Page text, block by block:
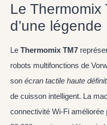
Le Thermomix
d’une légende
Le Thermomix TM7
robots multifonctions de
son écran tactile haute
de cuisson intelligent. La
connectivité Wi-Fi améliorée